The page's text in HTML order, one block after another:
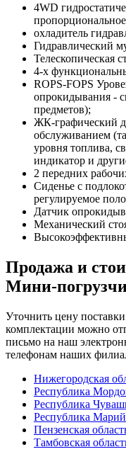
4WD
охладитель
Гидравлический
Телескопическая
4-х
ROPS-FOPS
опрокидывания -
предметов);
ЖК-графический
обслуживанием
уровня топлива,
индикатор и
2 передних
Сиденье с
регулируемое
Датчик
Механический
Продажа и
Мини-
Уточнить цену
комплектации можно
письмо на наш
телефонам наших
Нижегородская
Республика
Республика
Республика
Пензенская
Тамбовская